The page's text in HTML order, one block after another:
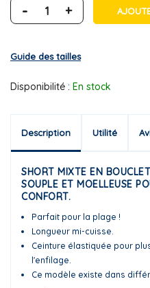
- +
Guide des tailles
Disponibilité : En stock
Description Utilité
SHORT MIXTE EN
SOUPLE ET MOELLEUSE
CONFORT.
Parfait pour la plage !
Longueur mi-cuisse.
Ceinture élastiquée pour
l'enfilage.
Ce modèle existe dans